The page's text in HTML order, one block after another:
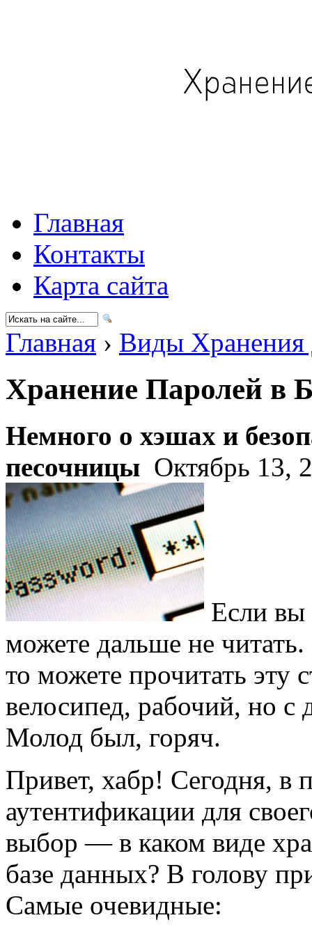
Главная
Контакты
Карта сайта
Главная › Виды
Хранение Паролей в
Немного о хэшах и
песочницы Октябрь 13,
Если вы
можете дальше не
то можете прочитать эту
велосипед, рабочий, но с
Молод был, горяч.
Привет, хабр! Сегодня, в
аутентификации для
выбор — в каком виде
базе данных? В голову
Самые очевидные: